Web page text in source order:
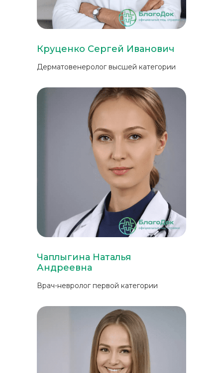
Круценко Сергей Иванович
Дерматовенеролог высшей категории
Чаплыгина Наталья
Андреевна
Врач-невролог первой категории